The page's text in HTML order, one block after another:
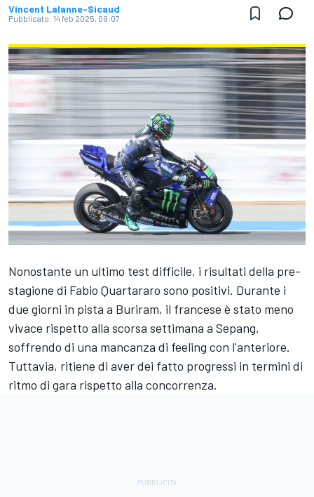
Vincent Lalanne-Sicaud
Pubblicato: 14 feb 2025, 09:07
Nonostante un ultimo test difficile, i risultati della pre-
stagione di Fabio Quartararo sono positivi. Durante i
due giorni in pista a Buriram, il francese è stato meno
vivace rispetto alla scorsa settimana a Sepang,
soffrendo di una mancanza di feeling con l'anteriore.
Tuttavia, ritiene di aver dei fatto progressi in termini di
ritmo di gara rispetto alla concorrenza.